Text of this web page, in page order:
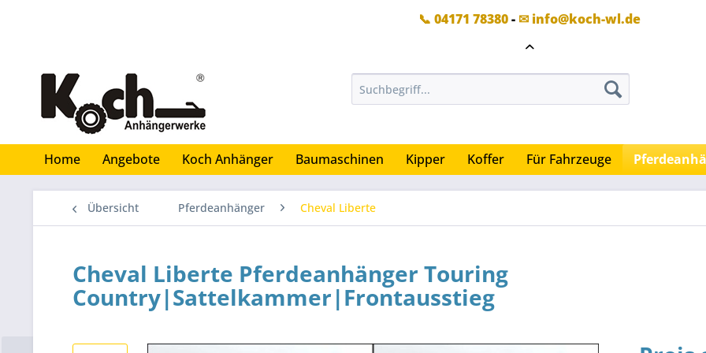
📞 04171 78380- ✉ info@koch-wl.de
Home Angebote Koch Anhänger Baumaschinen Kipper Koffer Für Fahrzeuge
Übersicht Pferdeanhänger Cheval Liberte
Cheval Liberte Pferdeanhänger Touring
Country|Sattelkammer|Frontausstieg